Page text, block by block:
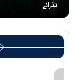
رہبرشہید ( رحمت
میں تعزیتی جلسوں
روضہ منورہ امام
کی خدمات فراہم کرنے
نذرانے